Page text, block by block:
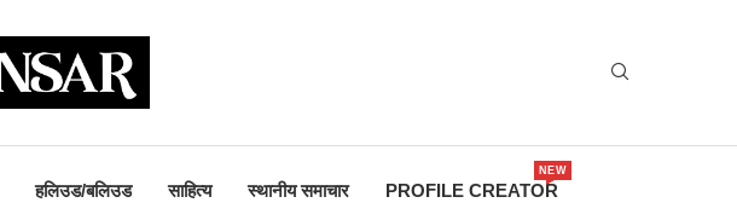
हलिउड/बलिउड साहित्य स्थानीय समाचार PROFILE CREATOR
NEW